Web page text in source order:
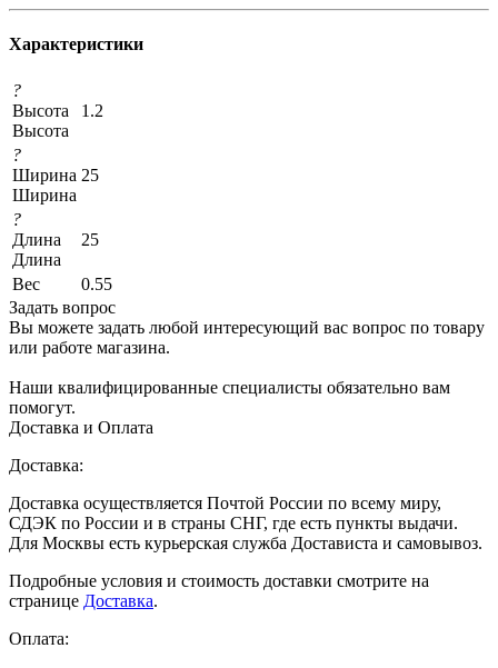
Характеристики
?
Высота
Высота
1.2
?
Ширина
Ширина
25
?
Длина
Длина
25
Вес
0.55
Задать вопрос
Вы можете задать любой интересующий вас вопрос по товару
или работе магазина.
Наши квалифицированные специалисты обязательно вам
помогут.
Доставка и Оплата
Доставка:
Доставка осуществляется Почтой России по всему миру,
СДЭК по России и в страны СНГ, где есть пункты выдачи.
Для Москвы есть курьерская служба Достависта и самовывоз.
Подробные условия и стоимость доставки смотрите на
странице Доставка.
Оплата: